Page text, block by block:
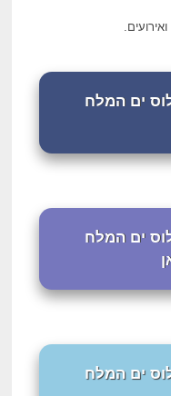
ים המלח
ים המלח
ים המלח